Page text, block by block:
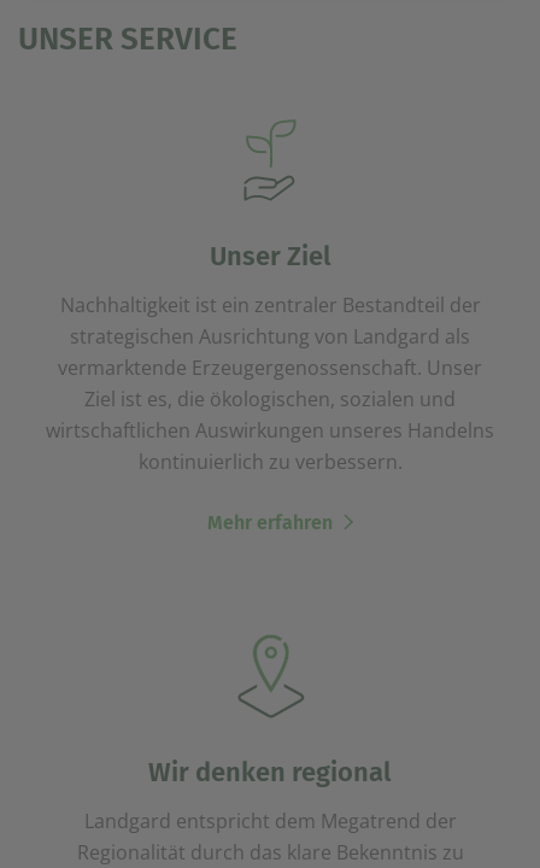
UNSER SERVICE
Unser Ziel
Nachhaltigkeit ist ein zentraler Bestandteil der
strategischen Ausrichtung von Landgard als
vermarktende Erzeugergenossenschaft. Unser
Ziel ist es, die ökologischen, sozialen und
wirtschaftlichen Auswirkungen unseres Handelns
kontinuierlich zu verbessern.
Mehr erfahren
Wir denken regional
Landgard entspricht dem Megatrend der
Regionalität durch das klare Bekenntnis zu